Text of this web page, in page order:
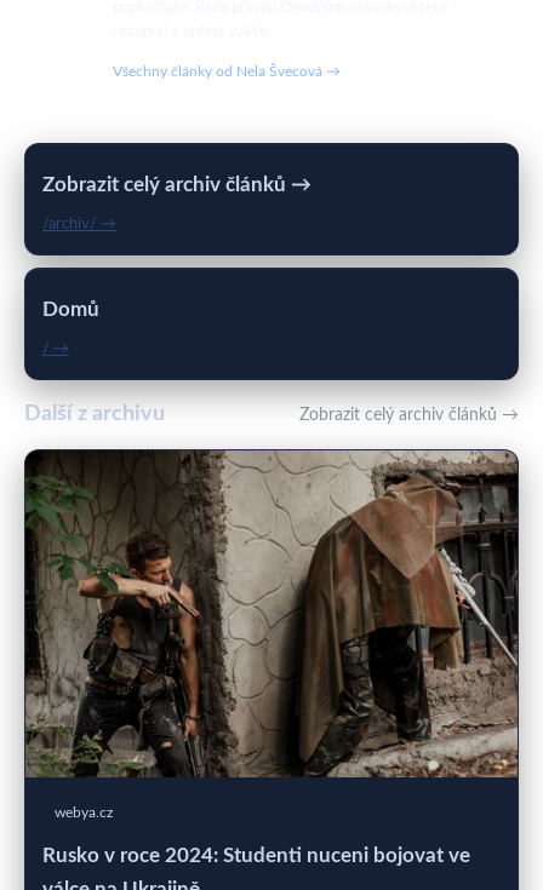
Všechny články od Nela Švecová →
Zobrazit celý archiv článků →
/archiv/ →
Domů
/ →
Další z archivu Zobrazit celý archiv článků →
webya.cz
Rusko v roce 2024: Studenti nuceni bojovat ve